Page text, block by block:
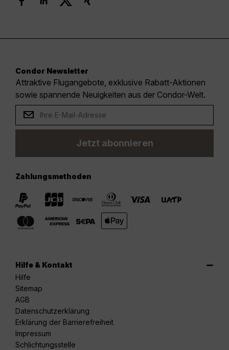
Condor Newsletter
Attraktive Flugangebote, exklusive Rabatt-Aktionen
sowie spannende Neuigkeiten aus der Condor-Welt.
Jetzt abonnieren
Zahlungsmethoden
Hilfe & Kontakt
Hilfe
Sitemap
AGB
Datenschutzerklärung
Erklärung der Barrierefreiheit
Impressum
Schlichtungsstelle